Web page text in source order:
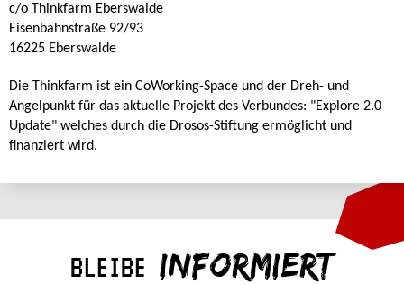
c/o Thinkfarm Eberswalde
Eisenbahnstraße 92/93
16225 Eberswalde
Die Thinkfarm ist ein CoWorking-Space und der Dreh- und
Angelpunkt für das aktuelle Projekt des Verbundes: "Explore 2.0
Update" welches durch die Drosos-Stiftung ermöglicht und
finanziert wird.
BLEIBE INFORMIERT